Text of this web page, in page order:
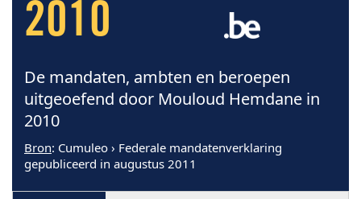
2010
De mandaten, ambten en beroepen
uitgeoefend door Mouloud Hemdane in
2010
Bron: Cumuleo › Federale mandatenverklaring
gepubliceerd in augustus 2011